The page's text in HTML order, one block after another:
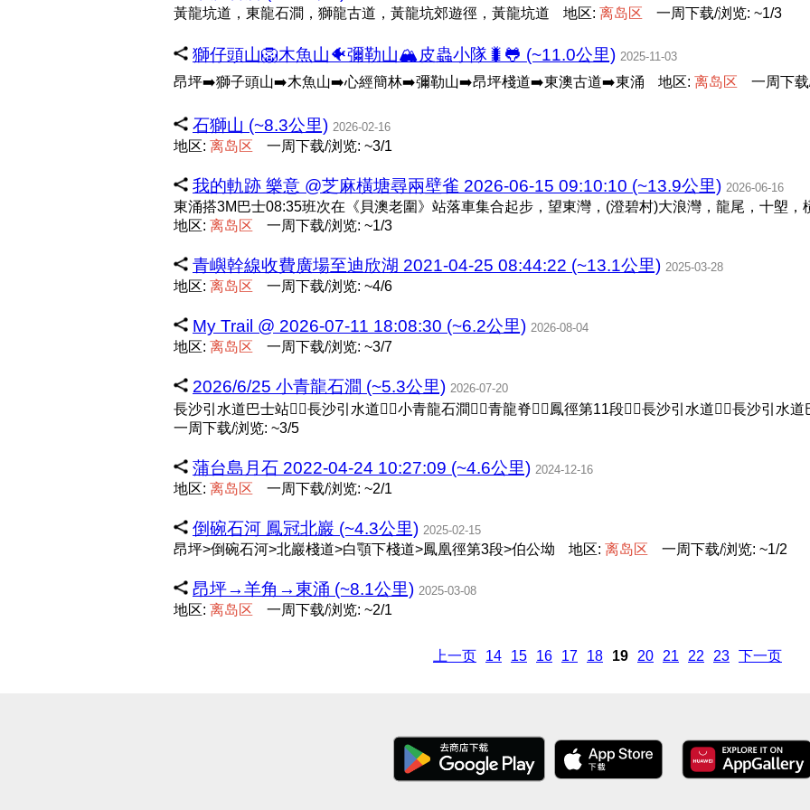
黃龍坑道，東龍石澗，獅龍古道，黃龍坑郊遊徑，黃龍坑道 地区: 离岛区 一周下载/浏览: ~1/3
獅仔頭山🦁木魚山🐠彌勒山🏔皮蟲小隊🐛🐸 (~11.0公里) 2025-11-03
昂坪➡️獅子頭山➡️木魚山➡️心經簡林➡️彌勒山➡️昂坪棧道➡️東澳古道➡️東涌 地区: 离岛区 一周下
石獅山 (~8.3公里) 2026-02-16
地区: 离岛区 一周下载/浏览: ~3/1
我的軌跡 樂意 @芝麻橫塘尋兩壁雀 2026-06-15 09:10:10 (~13.9公里) 2026-06-16
東涌搭3M巴士08:35班次在《貝澳老圍》站落車集合起步，望東灣，(澄碧村)大浪灣，龍尾，十塱，
地区: 离岛区 一周下载/浏览: ~1/3
青嶼幹線收費廣場至迪欣湖 2021-04-25 08:44:22 (~13.1公里) 2025-03-28
地区: 离岛区 一周下载/浏览: ~4/6
My Trail @ 2026-07-11 18:08:30 (~6.2公里) 2026-08-04
地区: 离岛区 一周下载/浏览: ~3/7
2026/6/25 小青龍石澗 (~5.3公里) 2026-07-20
長沙引水道巴士站🚶‍♀️長沙引水道🚶‍♀️小青龍石澗🚶‍♀️青龍脊🚶‍♀️鳳徑第11段🚶‍♀️長沙引水道🚶‍♀️長沙引水道
一周下载/浏览: ~3/5
蒲台島月石 2022-04-24 10:27:09 (~4.6公里) 2024-12-16
地区: 离岛区 一周下载/浏览: ~2/1
倒碗石河 鳳冠北巖 (~4.3公里) 2025-02-15
昂坪>倒碗石河>北巖棧道>白顎下棧道>鳳凰徑第3段>伯公坳 地区: 离岛区 一周下载/浏览: ~1/2
昂坪→羊角→東涌 (~8.1公里) 2025-03-08
地区: 离岛区 一周下载/浏览: ~2/1
上一页 14 15 16 17 18 19 20 21 22 23 下一页